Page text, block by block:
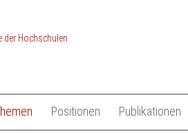
Positionen Publikationen